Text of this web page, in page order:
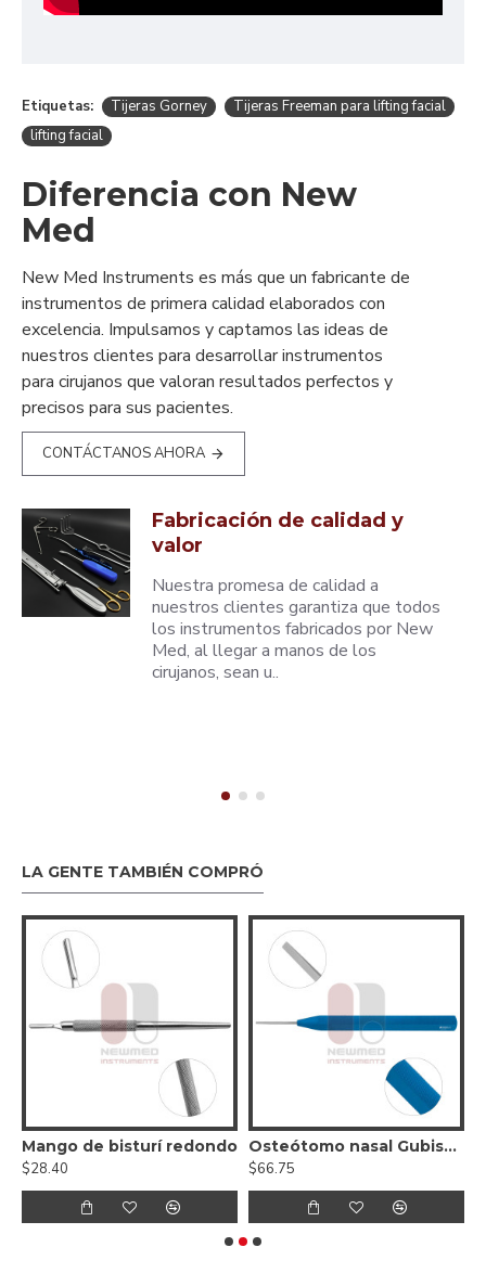
Etiquetas: Tijeras Gorney
Tijeras Freeman para lifting facial
lifting facial
Diferencia con New
Med
New Med Instruments es más que un fabricante de
instrumentos de primera calidad elaborados con
excelencia. Impulsamos y captamos las ideas de
nuestros clientes para desarrollar instrumentos
para cirujanos que valoran resultados perfectos y
precisos para sus pacientes.
CONTÁCTANOS AHORA
Fabricación de calidad y
valor
Nuestra promesa de calidad a
nuestros clientes garantiza que todos
los instrumentos fabricados por New
Med, al llegar a manos de los
cirujanos, sean u..
LA GENTE TAMBIÉN COMPRÓ
Mango de bisturí redondo
$28.40
Osteótomo nasal Gubisch - Recto, mango de aluminio
$66.75